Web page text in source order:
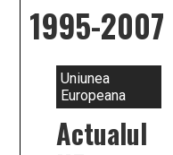
1995-2007
Uniunea
Europeana
Actualul